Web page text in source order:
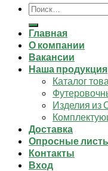
Искать:
Главная
О компании
Вакансии
Наша продукция
Каталог
Изделия
Доставка
Опросные
Контакты
Вход